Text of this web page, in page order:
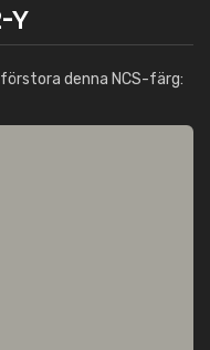
Y
denna NCS-färg: